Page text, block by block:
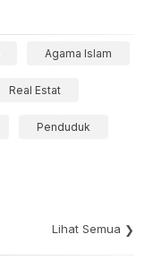
Agama Islam
Real Estat
Penduduk
Lihat Semua